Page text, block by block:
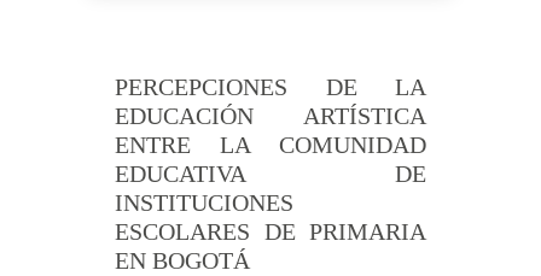
PERCEPCIONES DE LA
EDUCACIÓN ARTÍSTICA
ENTRE LA COMUNIDAD
EDUCATIVA DE
INSTITUCIONES
ESCOLARES DE PRIMARIA
EN BOGOTÁ